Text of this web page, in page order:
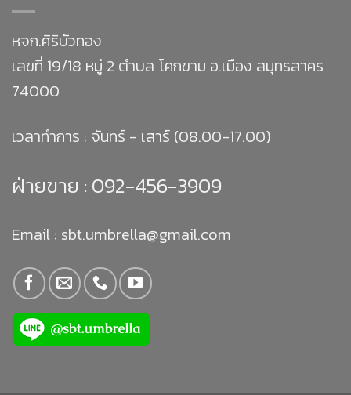
หจก.ศิริบัวทอง
เลขที่ 19/18 หมู่ 2 ตำบล โคกขาม อ.เมือง สมุทรสาคร
74000
เวลาทำการ : จันทร์ - เสาร์ (08.00-17.00)
ฝ่ายขาย : 092-456-3909
Email : sbt.umbrella@gmail.com